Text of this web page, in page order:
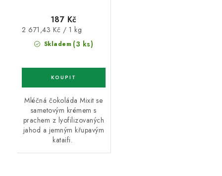
Skladem (3 ks)
187 Kč
Měrná
cena:
2 671,43 Kč / 1 kg
Mléčná čokoláda Mixit se
sametovým krémem s
prachem z lyofilizovaných
jahod a jemným křupavým
kataifi.